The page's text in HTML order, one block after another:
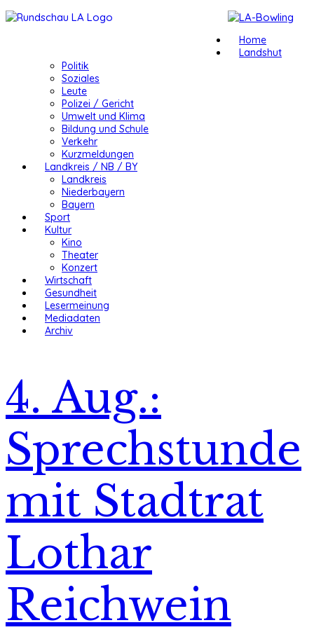
Home
Landshut
Politik
Soziales
Leute
Polizei / Gericht
Umwelt und Klima
Bildung und Schule
Verkehr
Kurzmeldungen
Landkreis / NB / BY
Landkreis
Niederbayern
Bayern
Sport
Kultur
Kino
Theater
Konzert
Wirtschaft
Gesundheit
Lesermeinung
Mediadaten
Archiv
4. Aug.:
Sprechstunde
mit Stadtrat
Lothar
Reichwein